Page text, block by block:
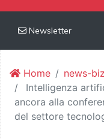
Newsletter
Home
news-biz
Intelligenza
ancora alla
del settore